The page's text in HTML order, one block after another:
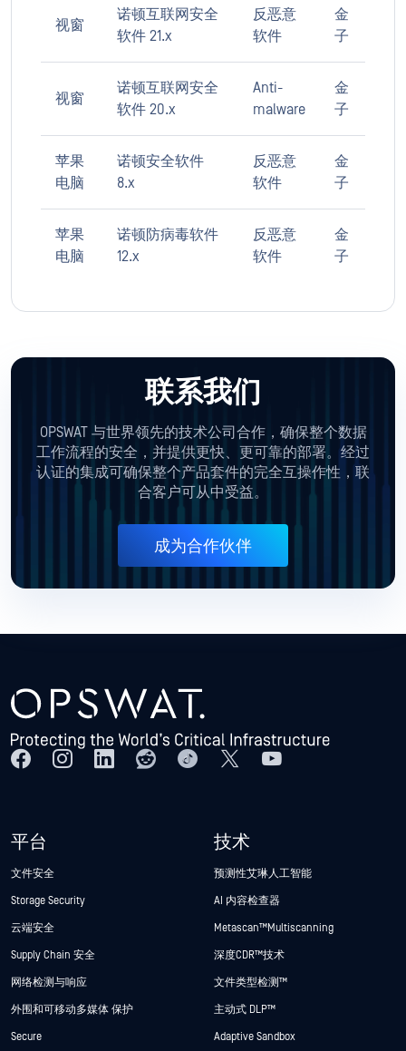
视窗
诺顿互联网安全
软件 21.x
反恶意
软件
金
子
视窗
诺顿互联网安全
软件 20.x
Anti-
malware
金
子
苹果
电脑
诺顿安全软件
8.x
反恶意
软件
金
子
苹果
电脑
诺顿防病毒软件
12.x
反恶意
软件
金
子
联系我们
OPSWAT 与世界领先的技术公司合作，确保整个数据
工作流程的安全，并提供更快、更可靠的部署。经过
认证的集成可确保整个产品套件的完全互操作性，联
合客户可从中受益。
成为合作伙伴
平台
文件安全
Storage Security
云端安全
Supply Chain 安全
网络检测与响应
外围和可移动多媒体 保护
Secure
技术
预测性艾琳人工智能
AI 内容检查器
Metascan™ Multiscanning
深度CDR™技术
文件类型检测™
主动式 DLP™
Adaptive Sandbox